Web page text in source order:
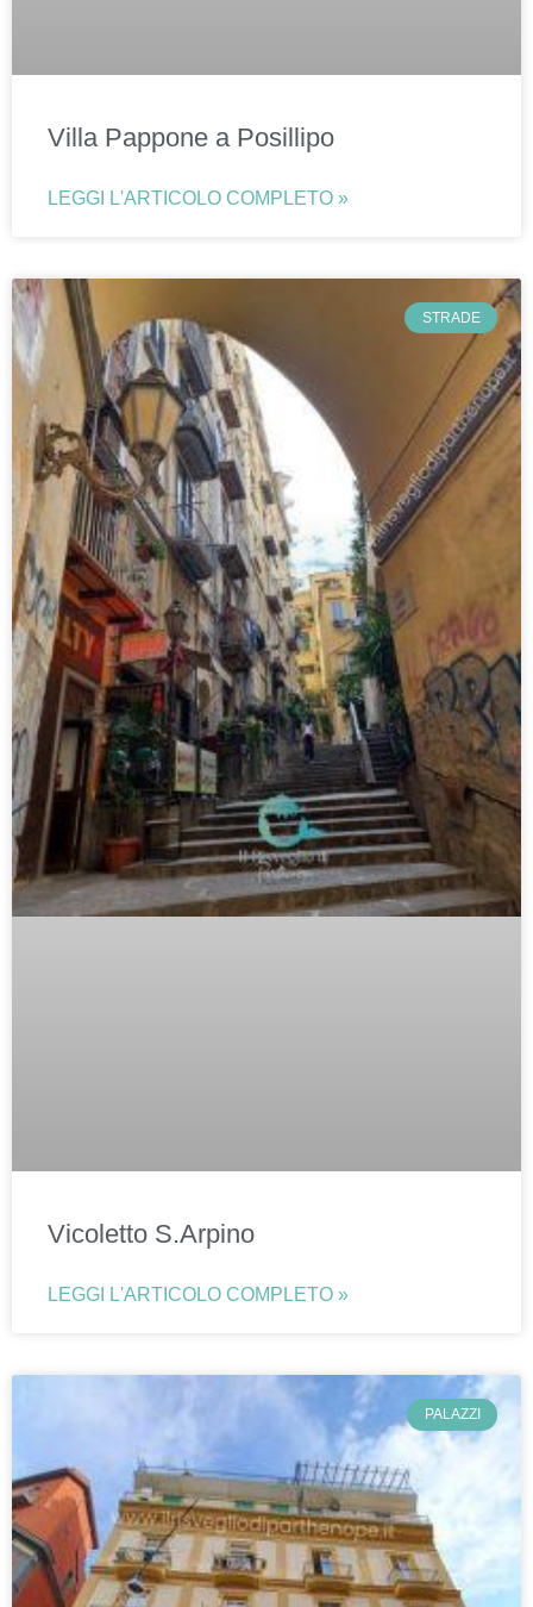
Villa Pappone a Posillipo
LEGGI L'ARTICOLO COMPLETO »
STRADE
Vicoletto S.Arpino
LEGGI L'ARTICOLO COMPLETO »
PALAZZI